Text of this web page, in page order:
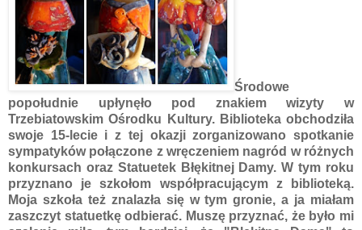
Środowe
popołudnie upłynęło pod znakiem wizyty w
Trzebiatowskim Ośrodku Kultury. Biblioteka obchodziła
swoje 15-lecie i z tej okazji zorganizowano spotkanie
sympatyków połączone z wręczeniem nagród w różnych
konkursach oraz Statuetek Błękitnej Damy. W tym roku
przyznano je szkołom współpracującym z biblioteką.
Moja szkoła też znalazła się w tym gronie, a ja miałam
zaszczyt statuetkę odbierać. Muszę przyznać, że było mi